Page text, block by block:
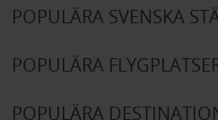
POPULÄRA SVENSKA
POPULÄRA
POPULÄRA